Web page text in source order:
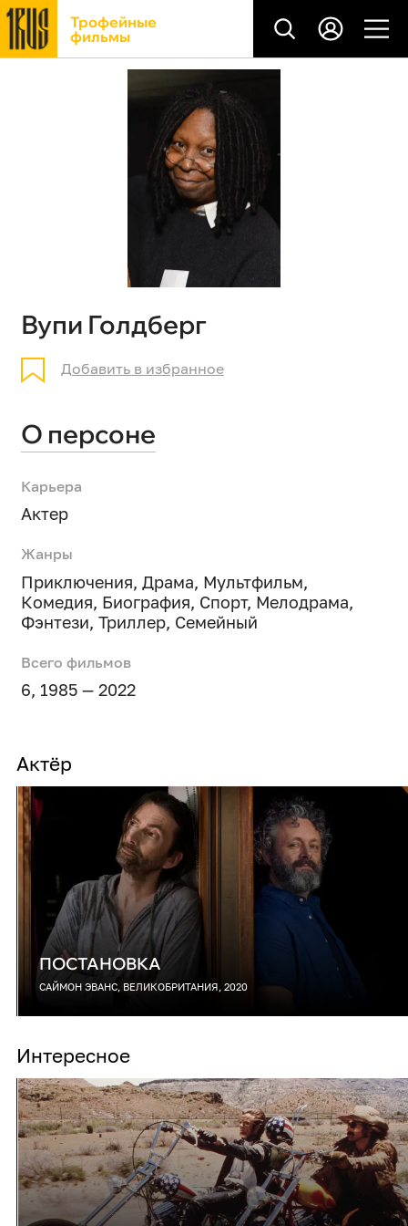
Трофейные
фильмы
Вупи Голдберг
Добавить в избранное
О персоне
Карьера
Актер
Жанры
Приключения, Драма, Мультфильм,
Комедия, Биография, Спорт, Мелодрама,
Фэнтези, Триллер, Семейный
Всего фильмов
6, 1985 — 2022
Актёр
ПОСТАНОВКА
САЙМОН ЭВАНС, ВЕЛИКОБРИТАНИЯ, 2020
Интересное